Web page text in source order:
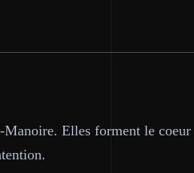
Manoire. Elles forment le coeur